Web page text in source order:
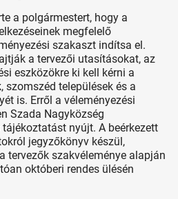
a polgármestert, hogy a
megfelelő
szakaszt indítsa el.
a tervezői utasításokat, az
eszközökre ki kell kérni a
szomszéd települések és a
is. Erről a véleményezési
Szada Nagyközség
nyújt. A beérkezett
jegyzőkönyv készül,
tervezők szakvéleménye alapján
októberi rendes ülésén